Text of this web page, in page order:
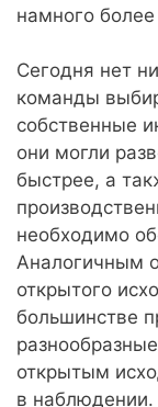
намного
Сегодня нет
команды
собственные
они могли
быстрее, а
необходимо
Аналогичным
открытого
большинстве
открытым
в наблюдении.